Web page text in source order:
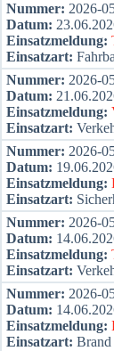
Num­mer: 2026-
Datum:
Ein­satz­mel­dung:
Ein­satz­art:
Num­mer: 2026-
Datum:
Ein­satz­mel­dung:
Ein­satz­art:
Num­mer: 2026-
Datum:
Ein­satz­mel­dung:
Ein­satz­art:
Num­mer: 2026-
Datum:
Ein­satz­mel­dung:
Ein­satz­art:
Num­mer: 2026-
Datum:
Ein­satz­mel­dung:
Ein­satz­art: Brand